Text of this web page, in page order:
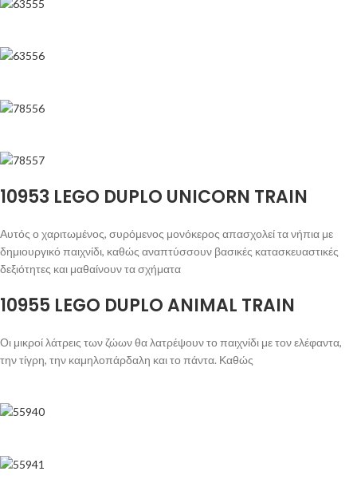
10953 LEGO DUPLO UNICORN TRAIN
Αυτός ο χαριτωμένος, συρόμενος μονόκερος απασχολεί τα νήπια με
δημιουργικό παιχνίδι, καθώς αναπτύσσουν βασικές κατασκευαστικές
δεξιότητες και μαθαίνουν τα σχήματα
10955 LEGO DUPLO ANIMAL TRAIN
Οι μικροί λάτρεις των ζώων θα λατρέψουν το παιχνίδι με τον ελέφαντα,
την τίγρη, την καμηλοπάρδαλη και το πάντα. Καθώς